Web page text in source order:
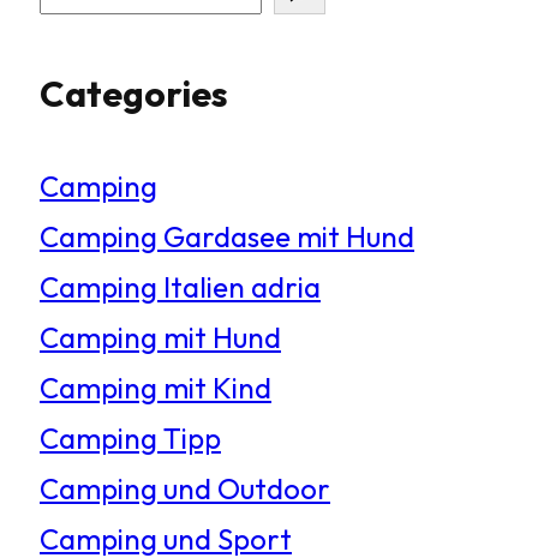
c
e
n
Categories
Camping
Camping Gardasee mit Hund
Camping Italien adria
Camping mit Hund
Camping mit Kind
Camping Tipp
Camping und Outdoor
Camping und Sport